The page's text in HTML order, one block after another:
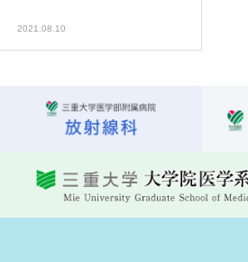
2021.08.10